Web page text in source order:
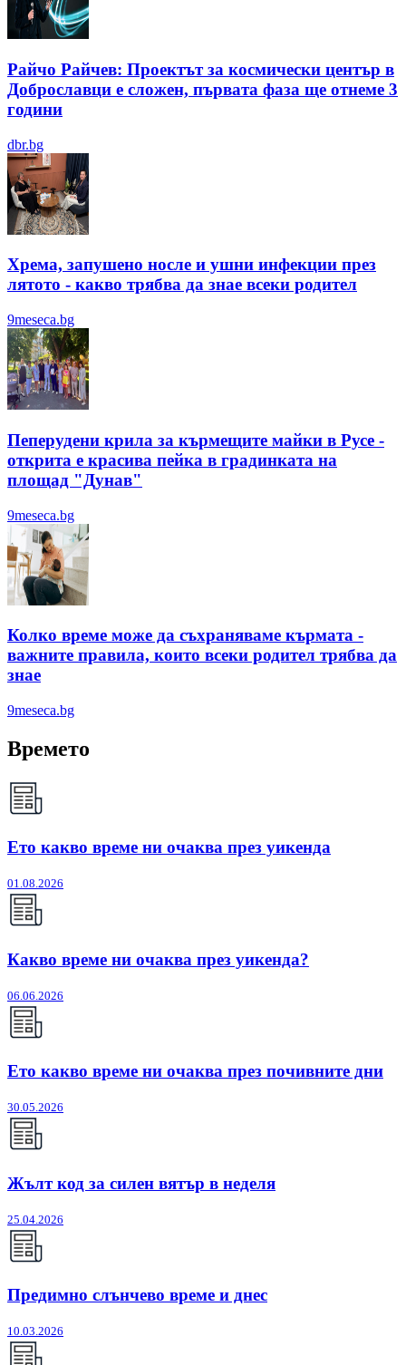
Райчо Райчев: Проектът за космически център в
Доброславци е сложен, първата фаза ще отнеме 3
години
dbr.bg
Хрема, запушено носле и ушни инфекции през
лятотo - какво трябва да знае всеки родител
9meseca.bg
Пеперудени крила за кърмещите майки в Русе -
открита е красива пейка в градинката на
площад "Дунав"
9meseca.bg
Колко време може да съхраняваме кърмата -
важните правила, които всеки родител трябва да
знае
9meseca.bg
Времето
Ето какво време ни очаква през уикенда
01.08.2026
Какво време ни очаква през уикенда?
06.06.2026
Ето какво време ни очаква през почивните дни
30.05.2026
Жълт код за силен вятър в неделя
25.04.2026
Предимно слънчево време и днес
10.03.2026